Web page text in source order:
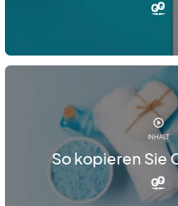
INHALT
So kopieren Sie